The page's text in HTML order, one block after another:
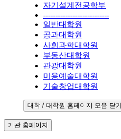
자기설계전공학부
---------------------------
일반대학원
공과대학원
사회과학대학원
부동산대학원
관광대학원
미용예술대학원
기술창업대학원
대학 / 대학원 홈페이지 모음 닫기
기관 홈페이지